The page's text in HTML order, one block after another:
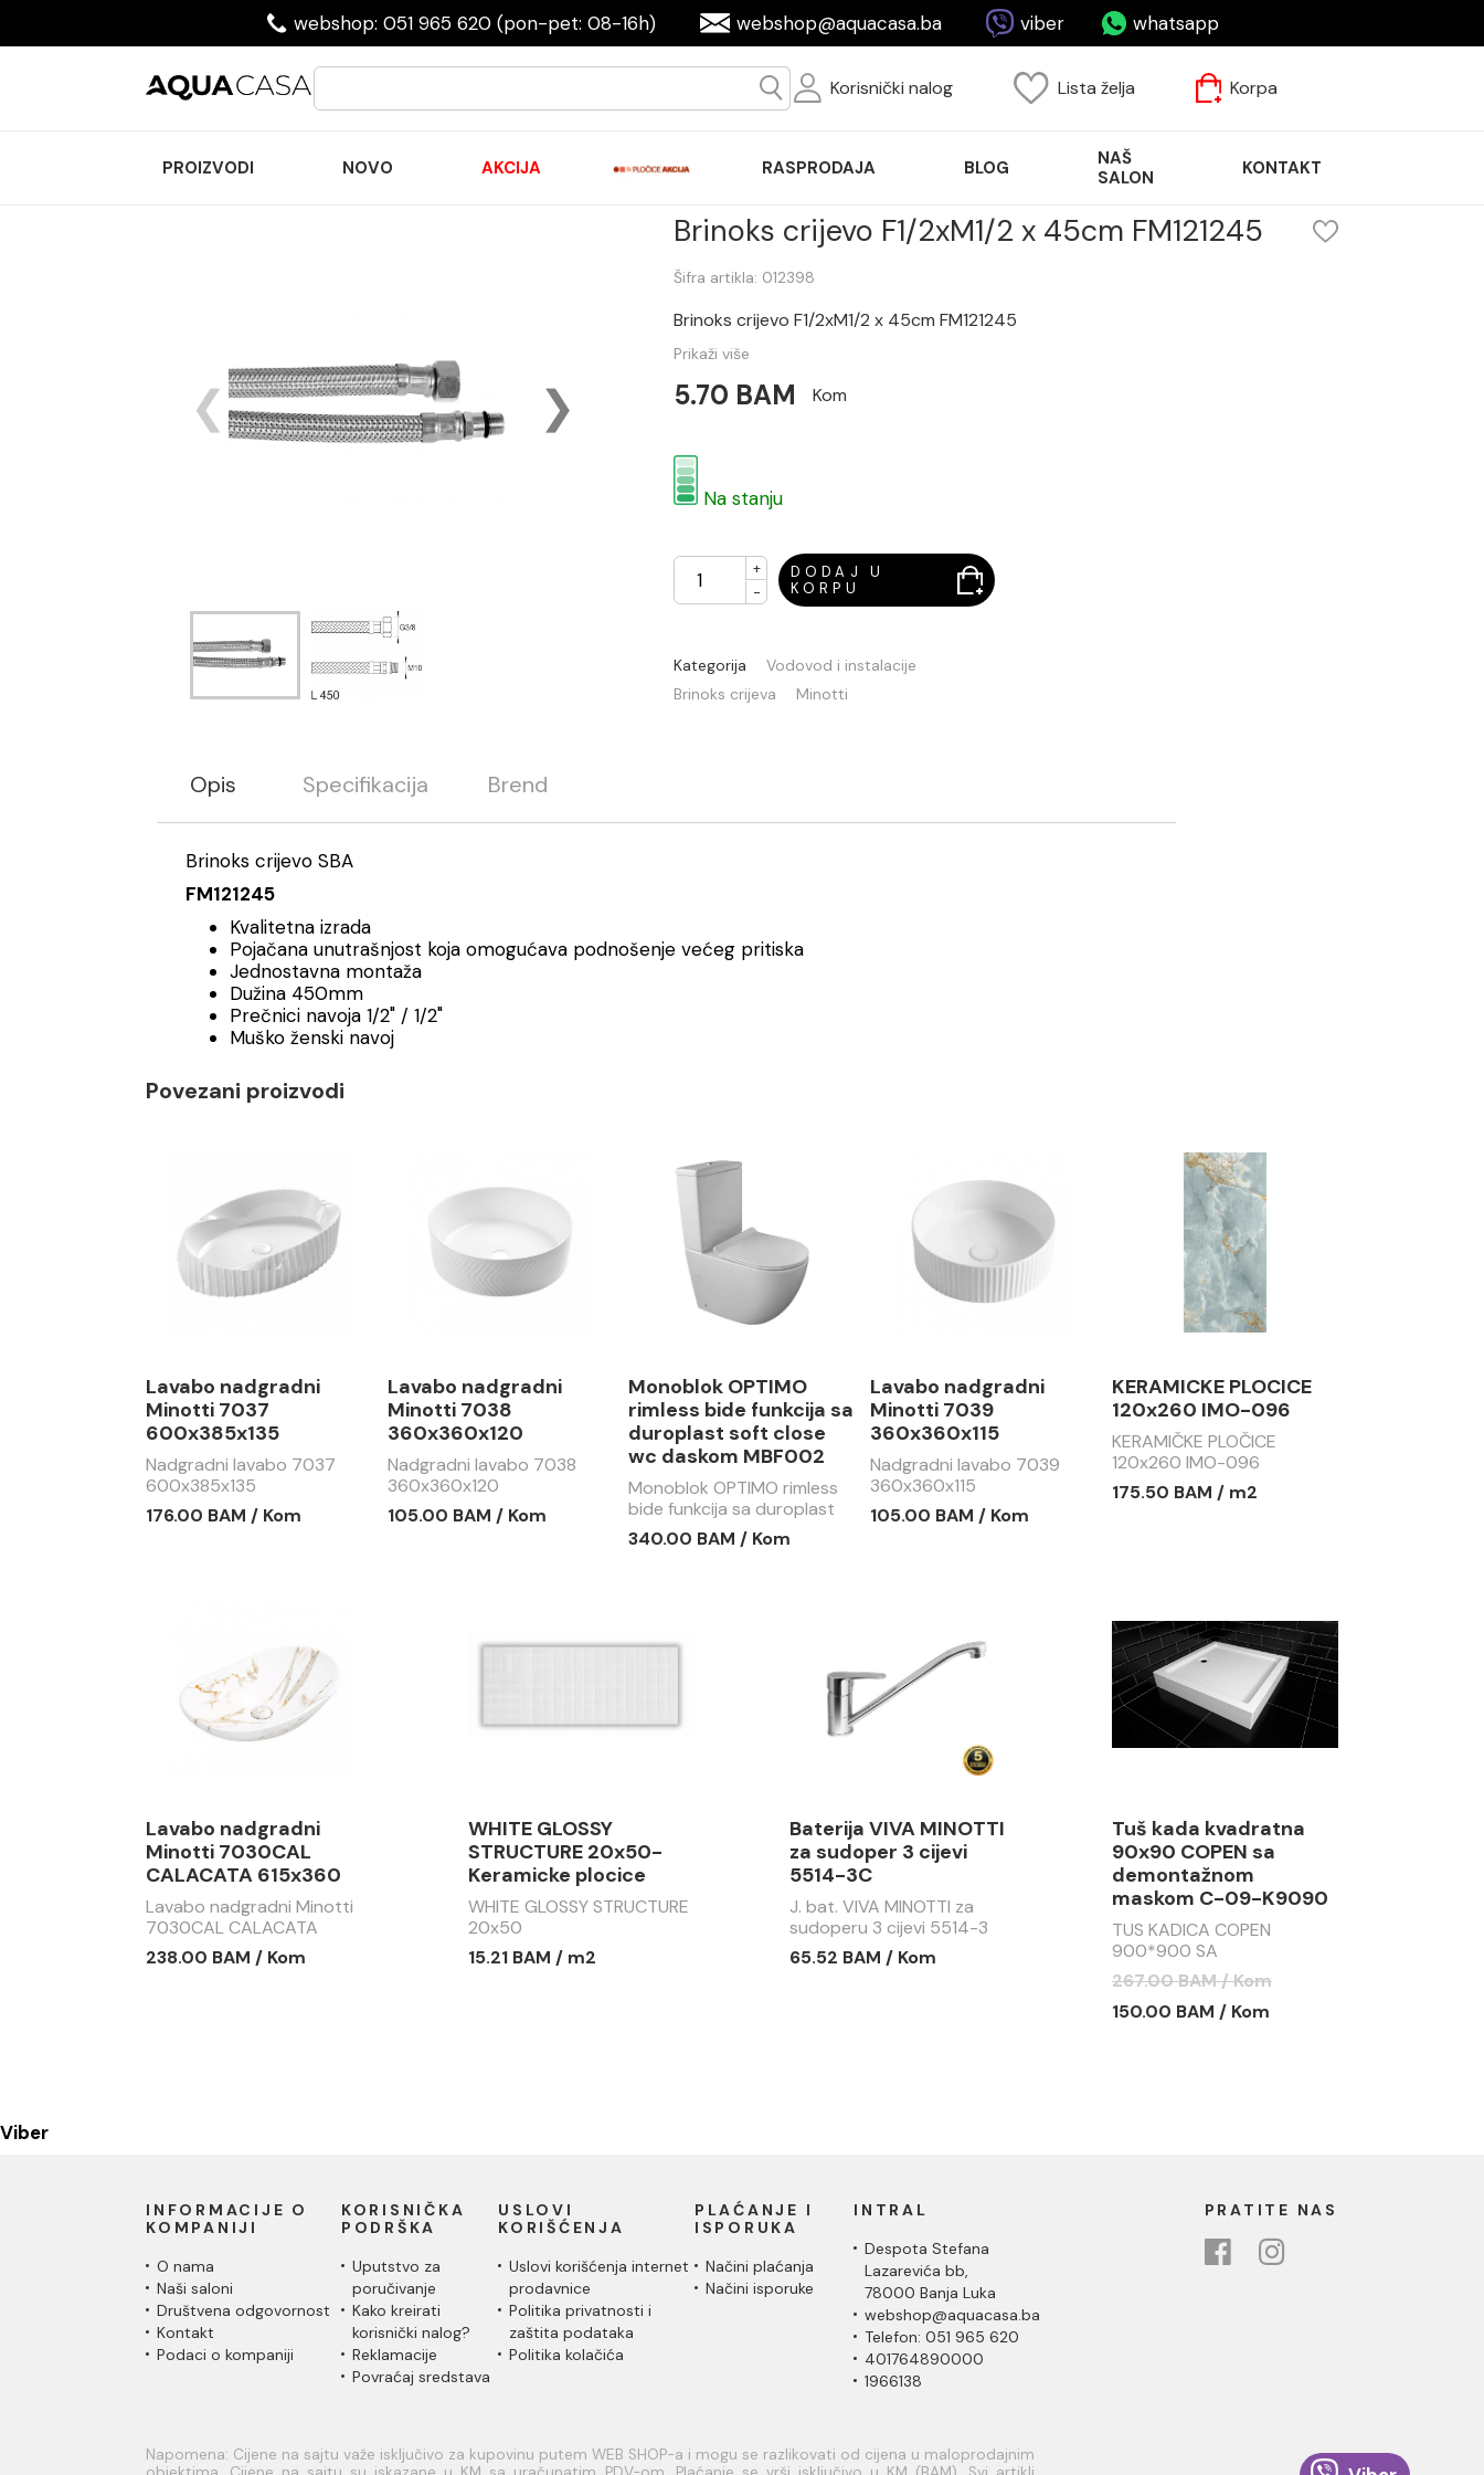
webshop: 051 965 620 (pon-pet: 08-16h) webshop@aquacasa.ba viber whatsapp
Korisnički nalog Lista želja Korpa
PROIZVODI NOVO AKCIJA RASPRODAJA BLOG
NAŠ
SALON
KONTAKT
Brinoks crijevo F1/2xM1/2 x 45cm FM121245
Šifra artikla: 012398
Brinoks crijevo F1/2xM1/2 x 45cm FM121245
Prikaži više
5.70 BAM Kom
Na stanju
+
-
DODAJ U
KORPU
Kategorija
Vodovod i instalacije
Brinoks crijeva
Minotti
Opis Specifikacija Brend
Brinoks crijevo SBA
FM121245
Kvalitetna izrada
Pojačana unutrašnjost koja omogućava podnošenje većeg pritiska
Jednostavna montaža
Dužina 450mm
Prečnici navoja 1/2" / 1/2"
Muško ženski navoj
Povezani proizvodi
Lavabo nadgradni
Minotti 7037
600x385x135
Nadgradni lavabo 7037
600x385x135
176.00 BAM / Kom
Lavabo nadgradni
Minotti 7038
360x360x120
Nadgradni lavabo 7038
360x360x120
105.00 BAM / Kom
Monoblok OPTIMO
rimless bide funkcija sa
duroplast soft close
wc daskom MBF002
Monoblok OPTIMO rimless
bide funkcija sa duroplast
soft close wc daskom
MBF002
340.00 BAM / Kom
Lavabo nadgradni
Minotti 7039
360x360x115
Nadgradni lavabo 7039
360x360x115
105.00 BAM / Kom
KERAMICKE PLOCICE
120x260 IMO-096
KERAMIČKE PLOČICE
120x260 IMO-096
175.50 BAM / m2
Lavabo nadgradni
Minotti 7030CAL
CALACATA 615x360
Lavabo nadgradni Minotti
7030CAL CALACATA
615x360
238.00 BAM / Kom
WHITE GLOSSY
STRUCTURE 20x50-
Keramicke plocice
WHITE GLOSSY STRUCTURE
20x50
15.21 BAM / m2
Baterija VIVA MINOTTI
za sudoper 3 cijevi
5514-3C
J. bat. VIVA MINOTTI za
sudoperu 3 cijevi 5514-3
65.52 BAM / Kom
Tuš kada kvadratna
90x90 COPEN sa
demontažnom
maskom C-09-K9090
TUS KADICA COPEN
900*900 SA
DEMONTAŽNOM MASKOM
C-09-K9090
267.00 BAM / Kom
150.00 BAM / Kom
Viber
INFORMACIJE O
KOMPANIJI
O nama
Naši saloni
Društvena odgovornost
Kontakt
Podaci o kompaniji
KORISNIČKA
PODRŠKA
Uputstvo za
poručivanje
Kako kreirati
korisnički nalog?
Reklamacije
Povraćaj sredstava
USLOVI
KORIŠĆENJA
Uslovi korišćenja internet
prodavnice
Politika privatnosti i
zaštita podataka
Politika kolačića
PLAĆANJE I
ISPORUKA
Načini plaćanja
Načini isporuke
INTRAL
Despota Stefana
Lazarevića bb,
78000 Banja Luka
webshop@aquacasa.ba
Telefon: 051 965 620
401764890000
1966138
PRATITE NAS
Napomena: Cijene na sajtu važe isključivo za kupovinu putem WEB SHOP-a i mogu se razlikovati od cijena u maloprodajnim